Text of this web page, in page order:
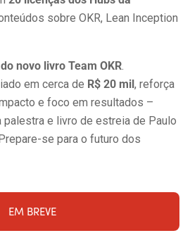
sobre OKR, Lean Inception
novo livro Team OKR.
em cerca de R$ 20 mil, reforça
e foco em resultados –
palestra e livro de estreia de Paulo
se para o futuro dos
EM BREVE